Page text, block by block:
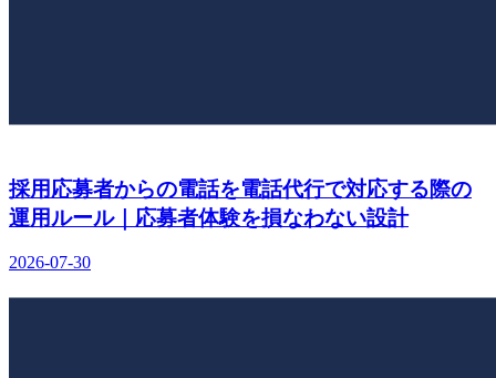
採用応募者からの電話を電話代行で対応する際の
運用ルール｜応募者体験を損なわない設計
2026-07-30